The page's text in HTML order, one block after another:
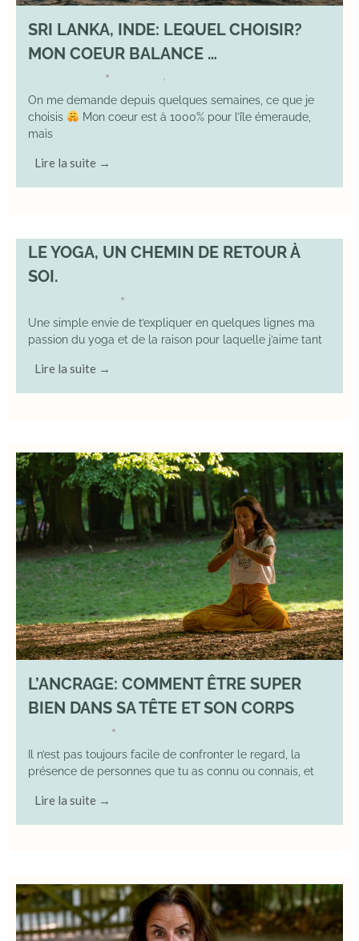
SRI LANKA, INDE: LEQUEL CHOISIR?
MON COEUR BALANCE …
•
On me demande depuis quelques semaines, ce que je
choisis
Mon coeur est à 1000% pour l’île émeraude,
mais
Lire la suite →
LE YOGA, UN CHEMIN DE RETOUR À
SOI.
•
Une simple envie de t’expliquer en quelques lignes ma
passion du yoga et de la raison pour laquelle j’aime tant
Lire la suite →
L’ANCRAGE: COMMENT ÊTRE SUPER
BIEN DANS SA TÊTE ET SON CORPS
•
Il n’est pas toujours facile de confronter le regard, la
présence de personnes que tu as connu ou connais, et
Lire la suite →